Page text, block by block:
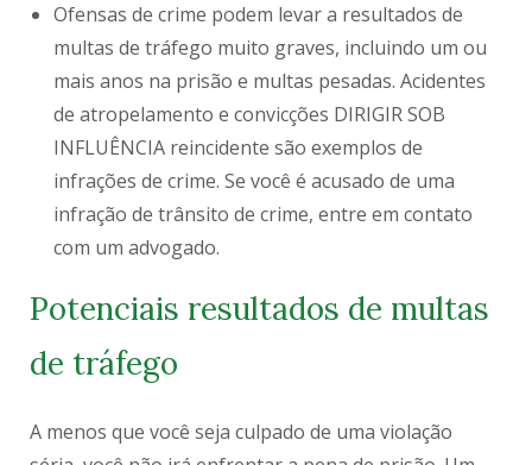
Ofensas de crime podem levar a resultados de
multas de tráfego muito graves, incluindo um ou
mais anos na prisão e multas pesadas. Acidentes
de atropelamento e convicções DIRIGIR SOB
INFLUÊNCIA reincidente são exemplos de
infrações de crime. Se você é acusado de uma
infração de trânsito de crime, entre em contato
com um advogado.
Potenciais resultados de multas
de tráfego
A menos que você seja culpado de uma violação